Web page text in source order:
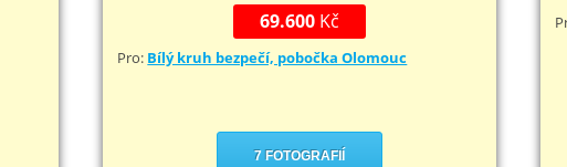
69.600 Kč
Pro: Bílý kruh bezpečí, pobočka Olomouc
7 FOTOGRAFIÍ